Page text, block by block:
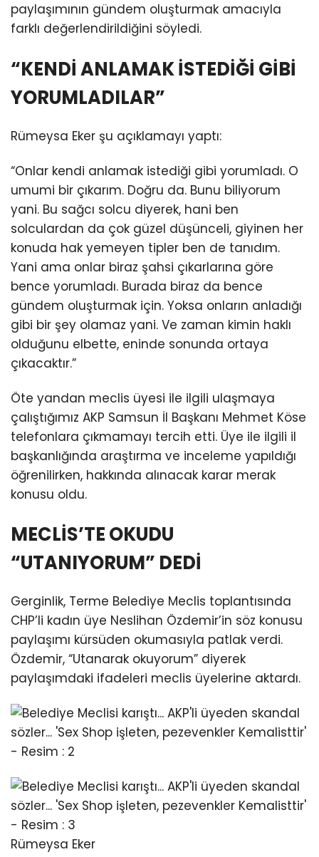
paylaşımının gündem oluşturmak amacıyla
farklı değerlendirildiğini söyledi.
“KENDİ ANLAMAK İSTEDİĞİ GİBİ
YORUMLADILAR”
Rümeysa Eker şu açıklamayı yaptı:
“Onlar kendi anlamak istediği gibi yorumladı. O
umumi bir çıkarım. Doğru da. Bunu biliyorum
yani. Bu sağcı solcu diyerek, hani ben
solculardan da çok güzel düşünceli, giyinen her
konuda hak yemeyen tipler ben de tanıdım.
Yani ama onlar biraz şahsi çıkarlarına göre
bence yorumladı. Burada biraz da bence
gündem oluşturmak için. Yoksa onların anladığı
gibi bir şey olamaz yani. Ve zaman kimin haklı
olduğunu elbette, eninde sonunda ortaya
çıkacaktır.”
Öte yandan meclis üyesi ile ilgili ulaşmaya
çalıştığımız AKP Samsun İl Başkanı Mehmet Köse
telefonlara çıkmamayı tercih etti. Üye ile ilgili il
başkanlığında araştırma ve inceleme yapıldığı
öğrenilirken, hakkında alınacak karar merak
konusu oldu.
MECLİS’TE OKUDU
“UTANIYORUM” DEDİ
Gerginlik, Terme Belediye Meclis toplantısında
CHP’li kadın üye Neslihan Özdemir’in söz konusu
paylaşımı kürsüden okumasıyla patlak verdi.
Özdemir, “Utanarak okuyorum” diyerek
paylaşımdaki ifadeleri meclis üyelerine aktardı.
Rümeysa Eker